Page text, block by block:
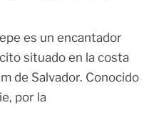
es un encantador
situado en la costa
de Salvador. Conocido
por la